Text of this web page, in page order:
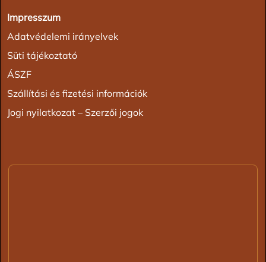
Impresszum
Adatvédelemi irányelvek
Süti tájékoztató
ÁSZF
Szállítási és fizetési információk
Jogi nyilatkozat – Szerzői jogok